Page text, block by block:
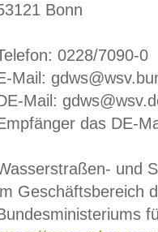
Bonn
0228/7090-0
Mail:
Mail:
das DE-
und
Geschäftsbereich